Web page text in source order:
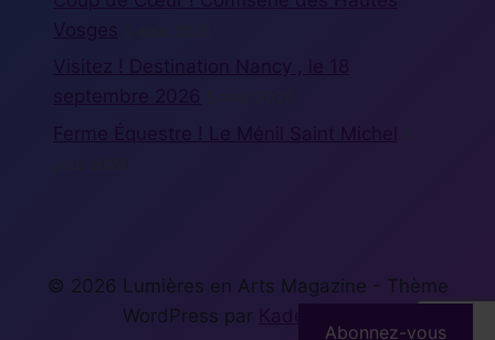
© 2026 Lumières en Arts Magazine - Thème
WordPress par
Abonnez-vous